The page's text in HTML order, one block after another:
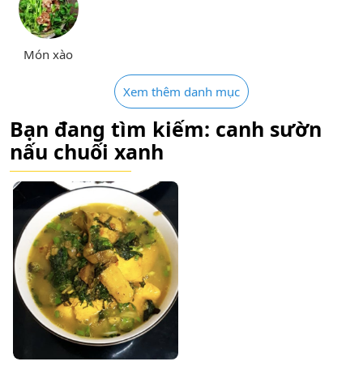
Món xào
Xem thêm danh mục
Bạn đang tìm kiếm: canh sườn
nấu chuối xanh